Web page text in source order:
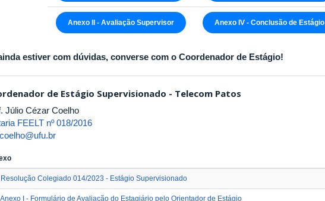
Anexo II - Avaliação Supervisor Anexo IV - Conclusão de Estágio
estiver com dúvidas, converse com o Coordenador de Estágio!
de Estágio Supervisionado - Telecom Patos
Júlio Cézar Coelho
FEELT nº 018/2016
Resolução Colegiado 014/2023 - Estágio Supervisionado
Anexo I - Formulário de Avaliação do Estagiário pelo Orientador de Estágio